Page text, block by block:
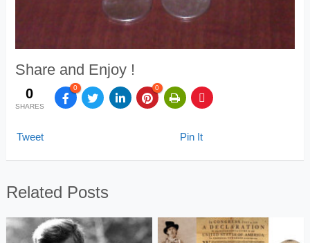
Share and Enjoy !
0
SHARES
0 0
Tweet Pin It
Related Posts